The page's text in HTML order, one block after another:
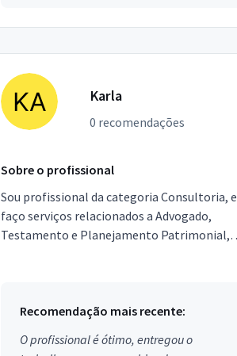
Karla
0 recomendações
Sobre o profissional
Sou profissional da categoria Consultoria, e
faço serviços relacionados a Advogado,
Testamento e Planejamento Patrimonial,
Recomendação mais recente:
O profissional é ótimo, entregou o